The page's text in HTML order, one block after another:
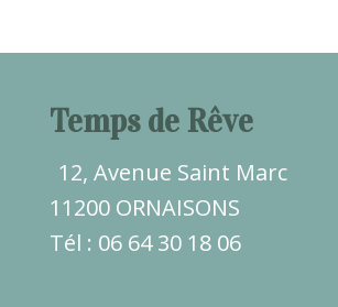
Temps de Rêve
12, Avenue Saint Marc
11200 ORNAISONS
Tél : 06 64 30 18 06